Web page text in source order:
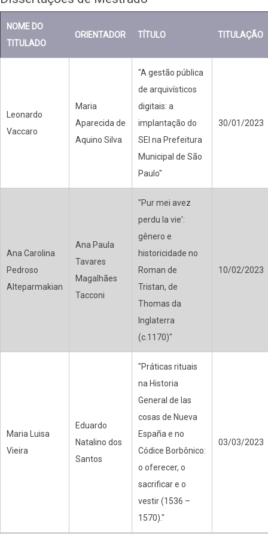
NOME DO
TITULADO
ORIENTADOR TÍTULO TITULAÇÃO
Leonardo
Vaccaro
Maria
Aparecida de
Aquino Silva
"A gestão pública
de arquivísticos
digitais: a
implantação do
SEI na Prefeitura
Municipal de São
Paulo"
30/01/2023
Ana Carolina
Pedroso
Alteparmakian
Ana Paula
Tavares
Magalhães
Tacconi
"Pur mei avez
perdu la vie':
gênero e
historicidade no
Roman de
Tristan, de
Thomas da
Inglaterra
(c.1170)"
10/02/2023
Maria Luisa
Vieira
Eduardo
Natalino dos
Santos
"Práticas rituais
na Historia
General de las
cosas de Nueva
España e no
Códice Borbônico:
o oferecer, o
sacrificar e o
vestir (1536 –
1570)."
03/03/2023